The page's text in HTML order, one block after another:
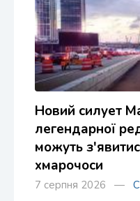
Новий силует
легендарної
можуть
хмарочоси
7 серпня 2026 —